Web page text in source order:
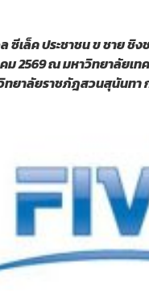
เล็ค ประชาชน ข ชาย ชิง
ม 2569 ณ มหาวิทยาลัยเ
ทยาลัยราชภัฎสวนสุนันทา